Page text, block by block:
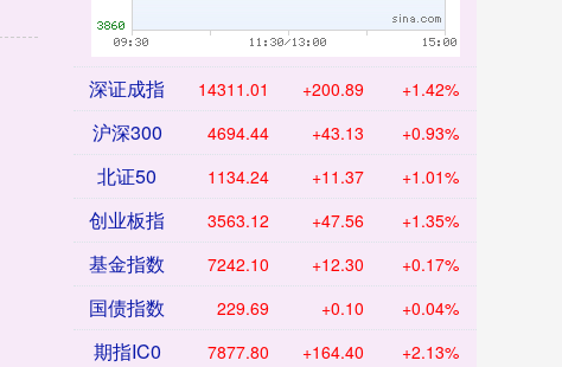
深证成指 14311.01 +200.89 +1.42%
沪深300 4694.44 +43.13 +0.93%
北证50 1134.24 +11.37 +1.01%
创业板指 3563.12 +47.56 +1.35%
基金指数 7242.10 +12.30 +0.17%
国债指数 229.69 +0.10 +0.04%
期指IC0 7877.80 +164.40 +2.13%